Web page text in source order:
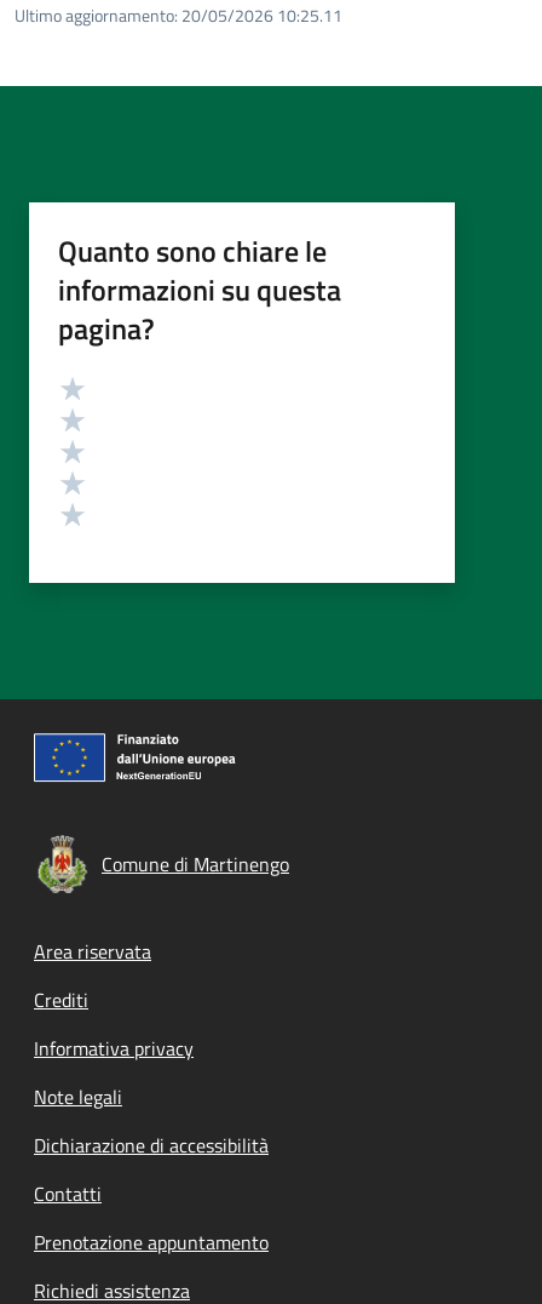
Ultimo aggiornamento: 20/05/2026 10:25.11
Quanto sono chiare le
informazioni su questa
pagina?
Valutazione
Comune di Martinengo
Footer menu
Area riservata
Crediti
Informativa privacy
Note legali
Dichiarazione di accessibilità
Contatti
Prenotazione appuntamento
Richiedi assistenza